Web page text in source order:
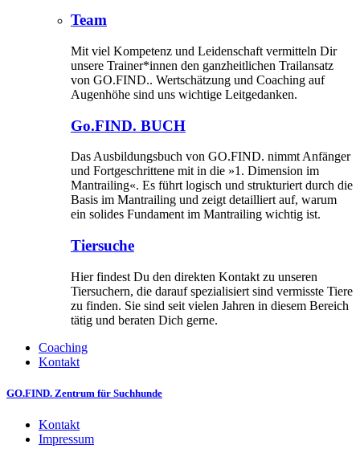
Team
Mit viel Kompetenz und Leidenschaft vermitteln Dir
unsere Trainer*innen den ganzheitlichen Trailansatz
von GO.FIND.. Wertschätzung und Coaching auf
Augenhöhe sind uns wichtige Leitgedanken.
Go.FIND. BUCH
Das Ausbildungsbuch von GO.FIND. nimmt Anfänger
und Fortgeschrittene mit in die »1. Dimension im
Mantrailing«. Es führt logisch und strukturiert durch die
Basis im Mantrailing und zeigt detailliert auf, warum
ein solides Fundament im Mantrailing wichtig ist.
Tiersuche
Hier findest Du den direkten Kontakt zu unseren
Tiersuchern, die darauf spezialisiert sind vermisste Tiere
zu finden. Sie sind seit vielen Jahren in diesem Bereich
tätig und beraten Dich gerne.
Coaching
Kontakt
GO.FIND. Zentrum für Suchhunde
Kontakt
Impressum